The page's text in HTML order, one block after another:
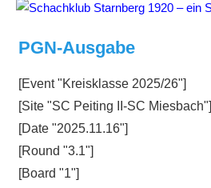
PGN-Ausgabe
[Event "Kreisklasse 2025/26"]
[Site "SC Peiting II-SC Miesbach"]
[Date "2025.11.16"]
[Round "3.1"]
[Board "1"]